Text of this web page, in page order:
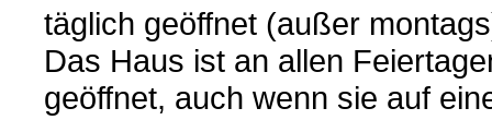
täglich geöffnet (außer
Das Haus ist an allen
geöffnet, auch wenn sie auf